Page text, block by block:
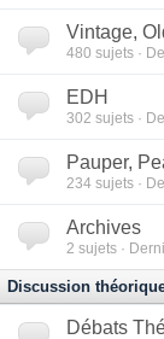
Vintage,
480 sujets ·
EDH
302 sujets ·
Pauper,
234 sujets ·
Archives
2 sujets ·
Discussion
Débats